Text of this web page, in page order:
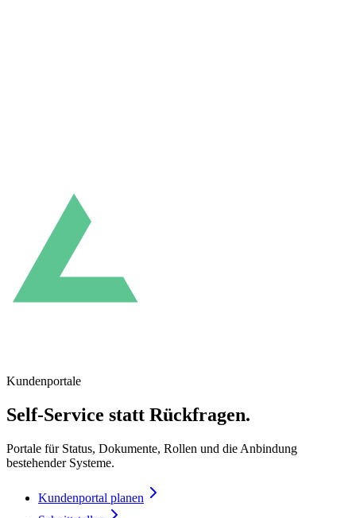
Kundenportale
Self-Service statt Rückfragen.
Portale für Status, Dokumente, Rollen und die Anbindung
bestehender Systeme.
Kundenportal planen